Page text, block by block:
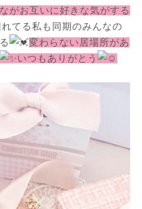
がお互いに好きな気がする
てる私も同期のみんなの
変わらない居場所があ
いつもありがとう